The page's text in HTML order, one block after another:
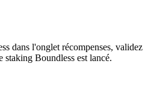
dans l'onglet récompenses, validez
Boundless est lancé.